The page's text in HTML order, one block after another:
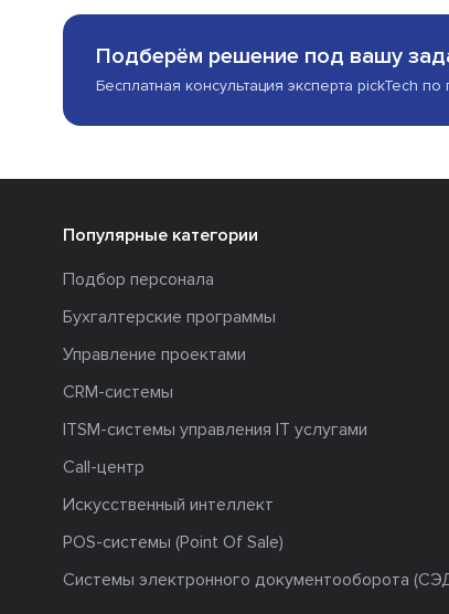
Подберём решение под вашу
Бесплатная консультация эксперта pickTech
Популярные категории
Подбор персонала
Бухгалтерские программы
Управление проектами
CRM-системы
ITSM-системы управления IT услугами
Call-центр
Искусственный интеллект
POS-системы (Point Of Sale)
Системы электронного документооборота